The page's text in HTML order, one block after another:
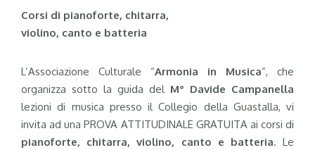
Corsi di pianoforte, chitarra,
violino, canto e batteria
L’Associazione Culturale “Armonia in Musica”, che
organizza sotto la guida del M° Davide Campanella
lezioni di musica presso il Collegio della Guastalla, vi
invita ad una PROVA ATTITUDINALE GRATUITA ai corsi di
pianoforte, chitarra, violino, canto e batteria. Le